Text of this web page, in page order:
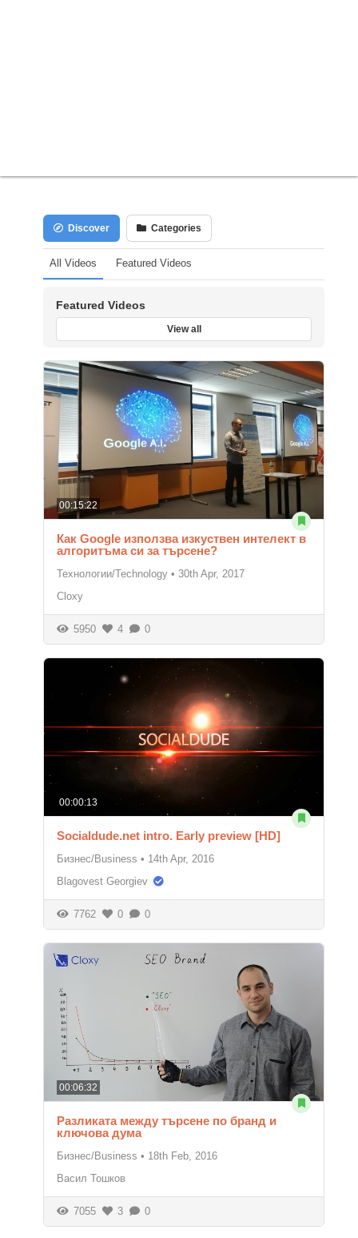
Discover Categories
All Videos Featured Videos
Featured Videos
View all
00:15:22
Как Google използва изкуствен интелект в
алгоритъма си за търсене?
Технологии/Technology • 30th Apr, 2017
Cloxy
5950 4 0
00:00:13
Socialdude.net intro. Early preview [HD]
Бизнес/Business • 14th Apr, 2016
Blagovest Georgiev
7762 0 0
00:06:32
Разликата между търсене по бранд и
ключова дума
Бизнес/Business • 18th Feb, 2016
Васил Тошков
7055 3 0